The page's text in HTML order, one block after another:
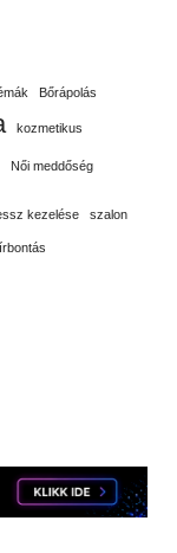
Bőrápolás
kozmetikus
Női meddőség
kezelése szalon